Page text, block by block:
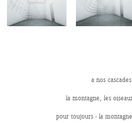
a nos cascades
la montagne, les
pour toujours - la